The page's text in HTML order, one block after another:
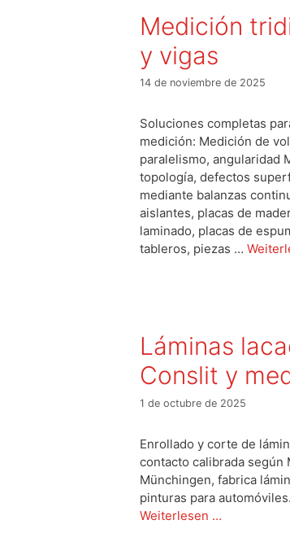
Medición
y vigas
14 de noviembre de 2025
Soluciones completas
medición: Medición de
paralelismo, angularidad
topología, defectos
mediante balanzas
aislantes, placas de
laminado, placas de
tableros, piezas …
Láminas
Conslit y
1 de octubre de 2025
Enrollado y corte de
contacto calibrada según
Münchingen, fabrica
pinturas para
Weiterlesen …